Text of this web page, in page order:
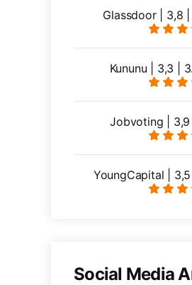
Glassdoor | 3,8
Kununu | 3,3 |
Jobvoting |
YoungCapital |
Social Media